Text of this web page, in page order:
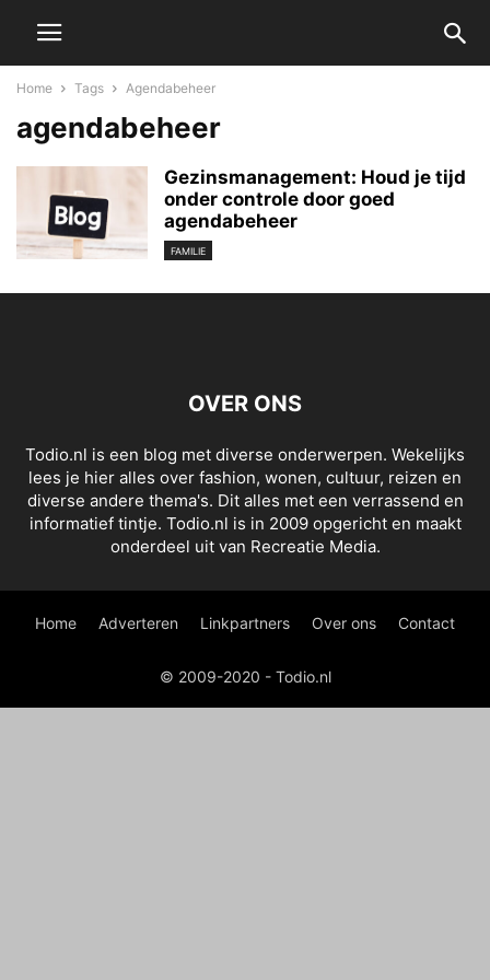
Home Tags Agendabeheer
agendabeheer
Gezinsmanagement: Houd je tijd
onder controle door goed
agendabeheer
FAMILIE
OVER ONS
Todio.nl is een blog met diverse onderwerpen. Wekelijks
lees je hier alles over fashion, wonen, cultuur, reizen en
diverse andere thema's. Dit alles met een verrassend en
informatief tintje. Todio.nl is in 2009 opgericht en maakt
onderdeel uit van Recreatie Media.
Home Adverteren Linkpartners Over ons Contact
© 2009-2020 - Todio.nl